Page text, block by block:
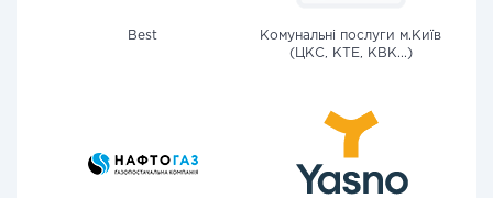
Best
Комунальні послуги м.Київ
(ЦКС, КТЕ, КВК...)